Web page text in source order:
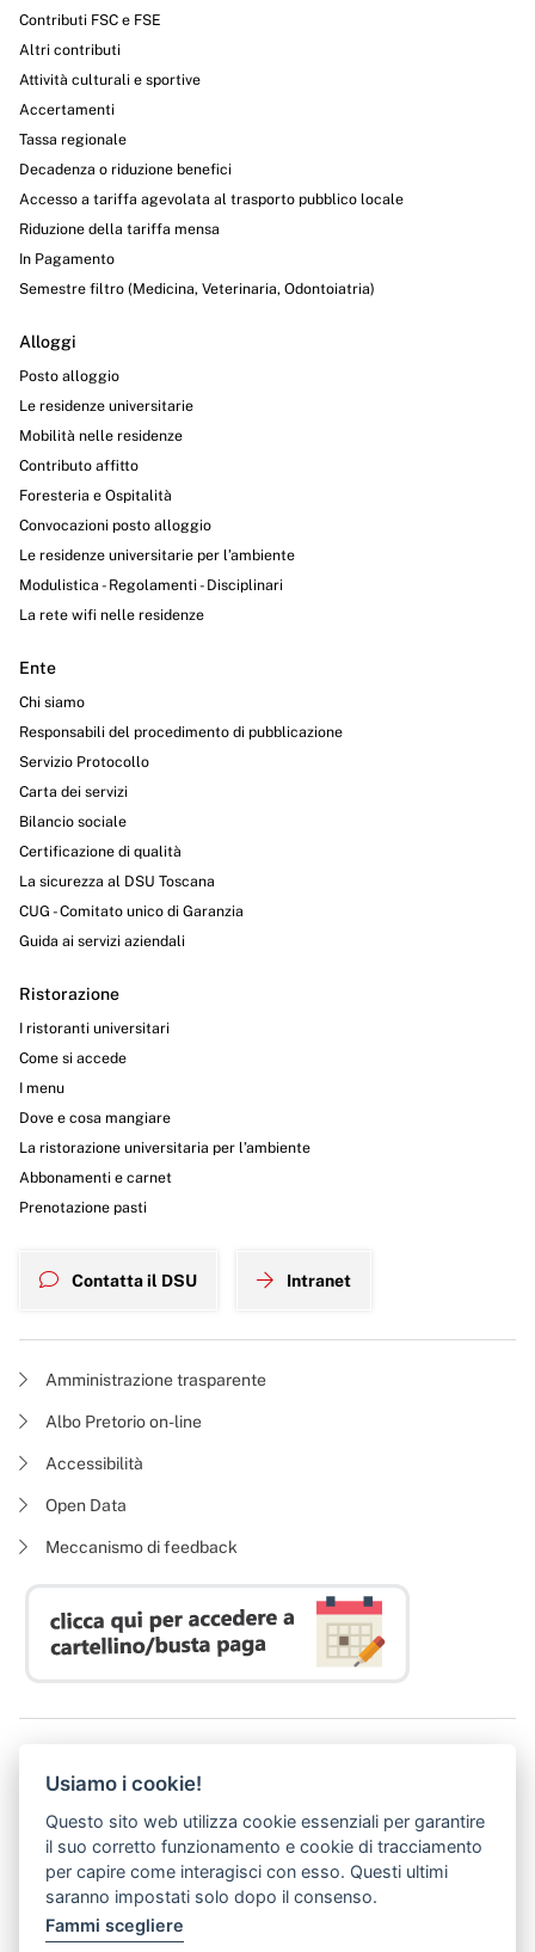
Informazioni ambientali
Interventi straordinari e di emergenza
Altri contenuti
Attuazione misure PNRR
Contributi FSC e FSE
Altri contributi
Attività culturali e sportive
Accertamenti
Tassa regionale
Decadenza o riduzione benefici
Accesso a tariffa agevolata al trasporto pubblico locale
Riduzione della tariffa mensa
In Pagamento
Semestre filtro (Medicina, Veterinaria, Odontoiatria)
Alloggi
Posto alloggio
Le residenze universitarie
Mobilità nelle residenze
Contributo affitto
Foresteria e Ospitalità
Convocazioni posto alloggio
Le residenze universitarie per l’ambiente
Modulistica - Regolamenti - Disciplinari
La rete wifi nelle residenze
Ente
Chi siamo
Responsabili del procedimento di pubblicazione
Servizio Protocollo
Carta dei servizi
Bilancio sociale
Certificazione di qualità
La sicurezza al DSU Toscana
CUG - Comitato unico di Garanzia
Guida ai servizi aziendali
Ristorazione
I ristoranti universitari
Come si accede
I menu
Dove e cosa mangiare
La ristorazione universitaria per l’ambiente
Abbonamenti e carnet
Prenotazione pasti
Contatta il DSU Intranet
Amministrazione trasparente
Albo Pretorio on-line
Accessibilità
Open Data
Meccanismo di feedback
P. I. 05913670484 | C. F. 94164020482
(abilitato alla ricezione di soli messaggi di posta elettronica certificata)
Usiamo i cookie!
Questo sito web utilizza cookie essenziali per garantire
il suo corretto funzionamento e cookie di tracciamento
per capire come interagisci con esso. Questi ultimi
saranno impostati solo dopo il consenso.
Fammi scegliere